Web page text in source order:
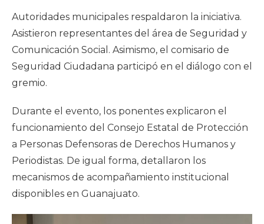
Autoridades municipales respaldaron la iniciativa.
Asistieron representantes del área de Seguridad y
Comunicación Social. Asimismo, el comisario de
Seguridad Ciudadana participó en el diálogo con el
gremio.
Durante el evento, los ponentes explicaron el
funcionamiento del Consejo Estatal de Protección
a Personas Defensoras de Derechos Humanos y
Periodistas. De igual forma, detallaron los
mecanismos de acompañamiento institucional
disponibles en Guanajuato.